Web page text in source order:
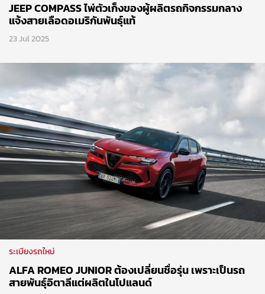
JEEP COMPASS ไพ่ตัวเก็งของผู้ผลิตรถกิจกรรมกลาง
แจ้งสายเลือดอเมริกันพันธุ์แท้
23 Jul 2025
ระเบียงรถใหม่
ALFA ROMEO JUNIOR ต้องเปลี่ยนชื่อรุ่น เพราะเป็นรถ
สายพันธุ์อิตาลีแต่ผลิตในโปแลนด์